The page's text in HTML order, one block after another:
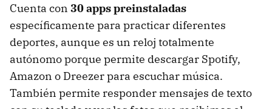
Cuenta con 30 apps preinstaladas
específicamente para practicar diferentes
deportes, aunque es un reloj totalmente
autónomo porque permite descargar Spotify,
Amazon o Dreezer para escuchar música.
También permite responder mensajes de texto